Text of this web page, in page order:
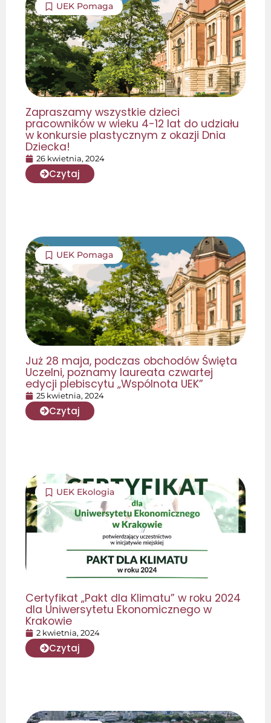
UEK Pomaga
Zapraszamy wszystkie dzieci
pracowników w wieku 4-12 lat do udziału
w konkursie plastycznym z okazji Dnia
Dziecka!
26 kwietnia, 2024
Czytaj
UEK Pomaga
Już 28 maja, podczas obchodów Święta
Uczelni, poznamy laureata czwartej
edycji plebiscytu „Wspólnota UEK”
25 kwietnia, 2024
Czytaj
UEK Ekologia
Certyfikat „Pakt dla Klimatu” w roku 2024
dla Uniwersytetu Ekonomicznego w
Krakowie
2 kwietnia, 2024
Czytaj